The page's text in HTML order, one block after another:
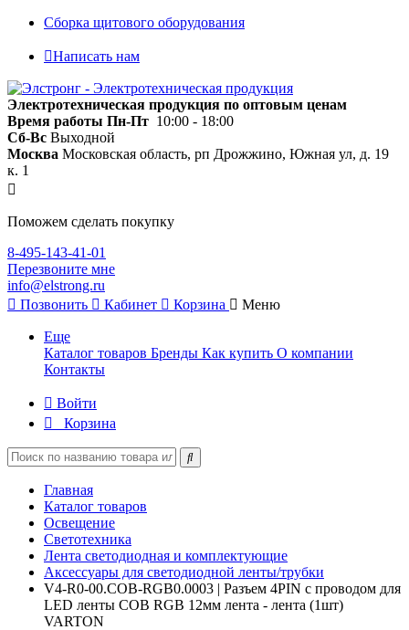
Сборка щитового оборудования
Написать нам
Электротехническая продукция по оптовым ценам
Время работы Пн-Пт 10:00 - 18:00
Сб-Вс Выходной
Москва Московская область, рп Дрожжино, Южная ул, д. 19
к. 1
Поможем сделать покупку
8-495-143-41-01
Перезвоните мне
info@elstrong.ru
Позвонить
Кабинет Корзина Меню
Еще
Каталог товаров Бренды Как купить О компании
Контакты
Войти
Корзина
Главная
Каталог товаров
Освещение
Светотехника
Лента светодиодная и комплектующие
Аксессуары для светодиодной ленты/трубки
V4-R0-00.COB-RGB0.0003 | Разъем 4PIN с проводом для
LED ленты COB RGB 12мм лента - лента (1шт)
VARTON